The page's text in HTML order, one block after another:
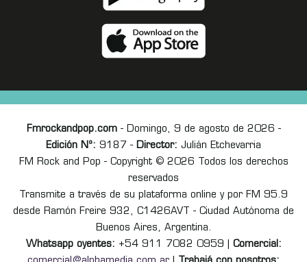
Fmrockandpop.com- Domingo, 9 de agosto de 2026 -
Edición Nº: 9187 - Director: Julián Etchevarria
FM Rock and Pop - Copyright © 2026 Todos los derechos
reservados
Transmite a través de su plataforma online y por FM 95.9
desde Ramón Freire 932, C1426AVT - Ciudad Autónoma de
Buenos Aires, Argentina.
Whatsapp oyentes: +54 911 7082 0959 | Comercial: